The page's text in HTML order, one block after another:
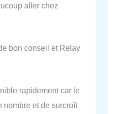
aller chez
bon conseil et Relay
rapidement car le
nombre et de surcroît